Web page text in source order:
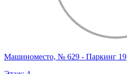
Машиноместо, № 629 - Паркинг 19